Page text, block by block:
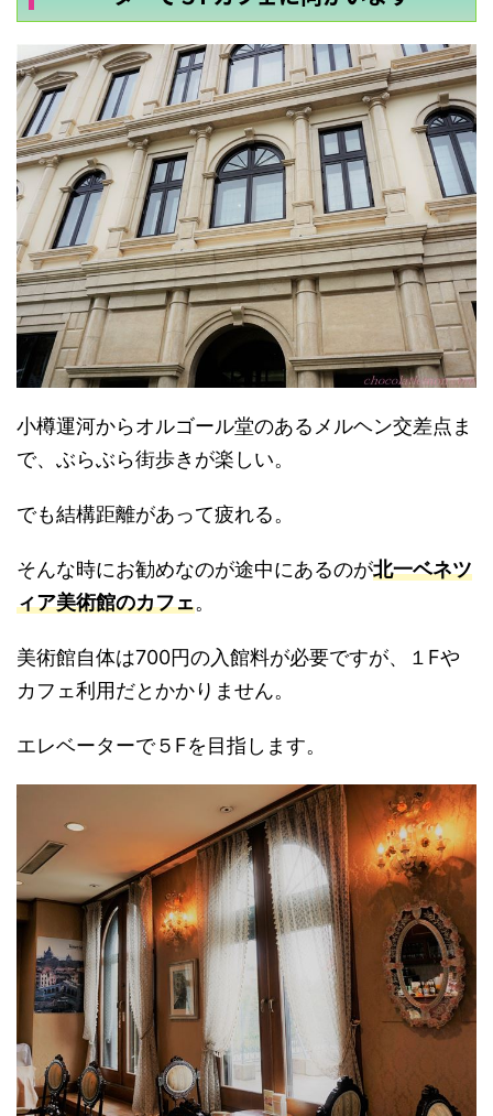
小樽運河からオルゴール堂のあるメルヘン交差点ま
で、ぶらぶら街歩きが楽しい。
でも結構距離があって疲れる。
そんな時にお勧めなのが途中にあるのが北一ベネツ
ィア美術館のカフェ。
美術館自体は700円の入館料が必要ですが、１Fや
カフェ利用だとかかりません。
エレベーターで５Fを目指します。